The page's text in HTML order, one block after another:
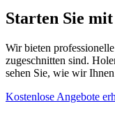
Starten Sie
Wir bieten
zugeschnitten sind.
sehen Sie, wie wir
Kostenlose Angebote